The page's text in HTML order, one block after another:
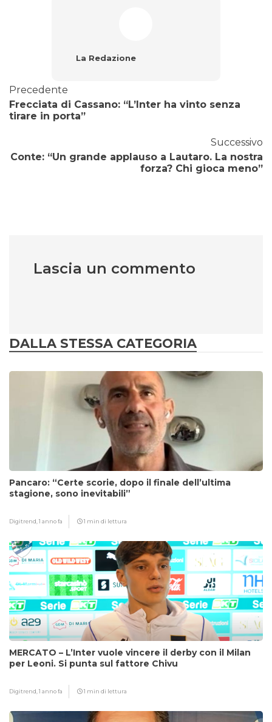
La Redazione
Precedente
Frecciata di Cassano: “L’Inter ha vinto senza
tirare in porta”
Successivo
Conte: “Un grande applauso a Lautaro. La nostra
forza? Chi gioca meno”
Lascia un commento
DALLA STESSA CATEGORIA
Pancaro: “Certe scorie, dopo il finale dell’ultima
stagione, sono inevitabili”
Digitrend,1 anno fa 1 min di lettura
MERCATO – L’Inter vuole vincere il derby con il Milan
per Leoni. Si punta sul fattore Chivu
Digitrend,1 anno fa 1 min di lettura